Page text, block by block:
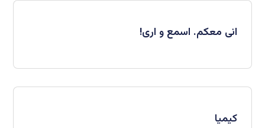
انی معکم. اسمع و اری!
کیمیا